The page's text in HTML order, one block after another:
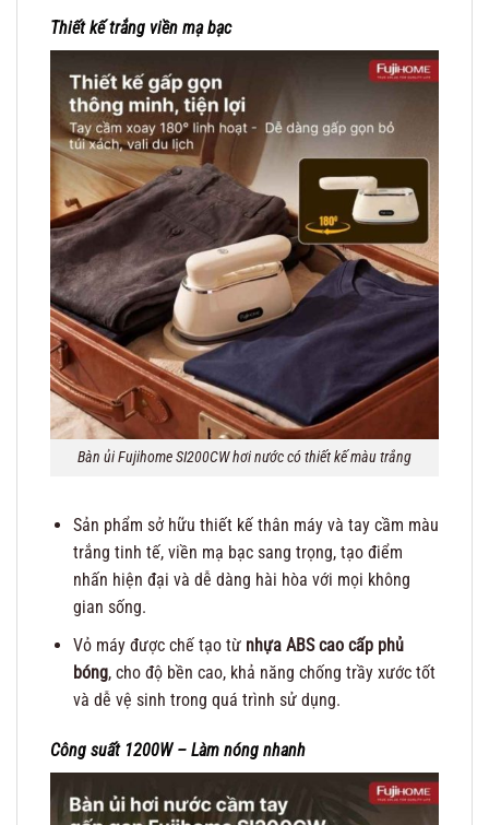
Thiết kế trắng viền mạ bạc
Bàn ủi Fujihome SI200CW hơi nước có thiết kế màu trắng
Sản phẩm sở hữu thiết kế thân máy và tay cầm màu
trắng tinh tế, viền mạ bạc sang trọng, tạo điểm
nhấn hiện đại và dễ dàng hài hòa với mọi không
gian sống.
Vỏ máy được chế tạo từ nhựa ABS cao cấp phủ
bóng, cho độ bền cao, khả năng chống trầy xước tốt
và dễ vệ sinh trong quá trình sử dụng.
Công suất 1200W – Làm nóng nhanh